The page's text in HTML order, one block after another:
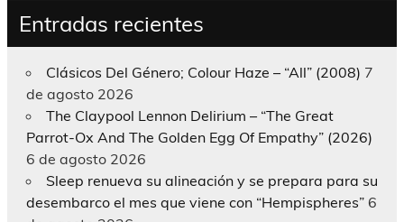
Entradas recientes
Clásicos Del Género; Colour Haze – “All” (2008) 7
de agosto 2026
The Claypool Lennon Delirium – “The Great
Parrot-Ox And The Golden Egg Of Empathy” (2026)
6 de agosto 2026
Sleep renueva su alineación y se prepara para su
desembarco el mes que viene con “Hempispheres” 6